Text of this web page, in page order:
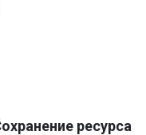
ресурса